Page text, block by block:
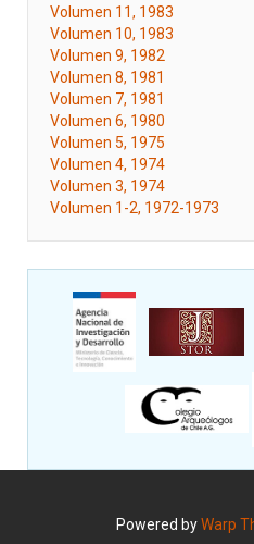
Volumen 11, 1983
Volumen 10, 1983
Volumen 9, 1982
Volumen 8, 1981
Volumen 7, 1981
Volumen 6, 1980
Volumen 5, 1975
Volumen 4, 1974
Volumen 3, 1974
Volumen 1-2, 1972-1973
Powered byWarp